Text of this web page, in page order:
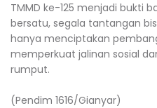
TMMD ke-125 menjadi bukti
bersatu, segala tantangan
hanya menciptakan
memperkuat jalinan sosial
rumput.
(Pendim 1616/Gianyar)